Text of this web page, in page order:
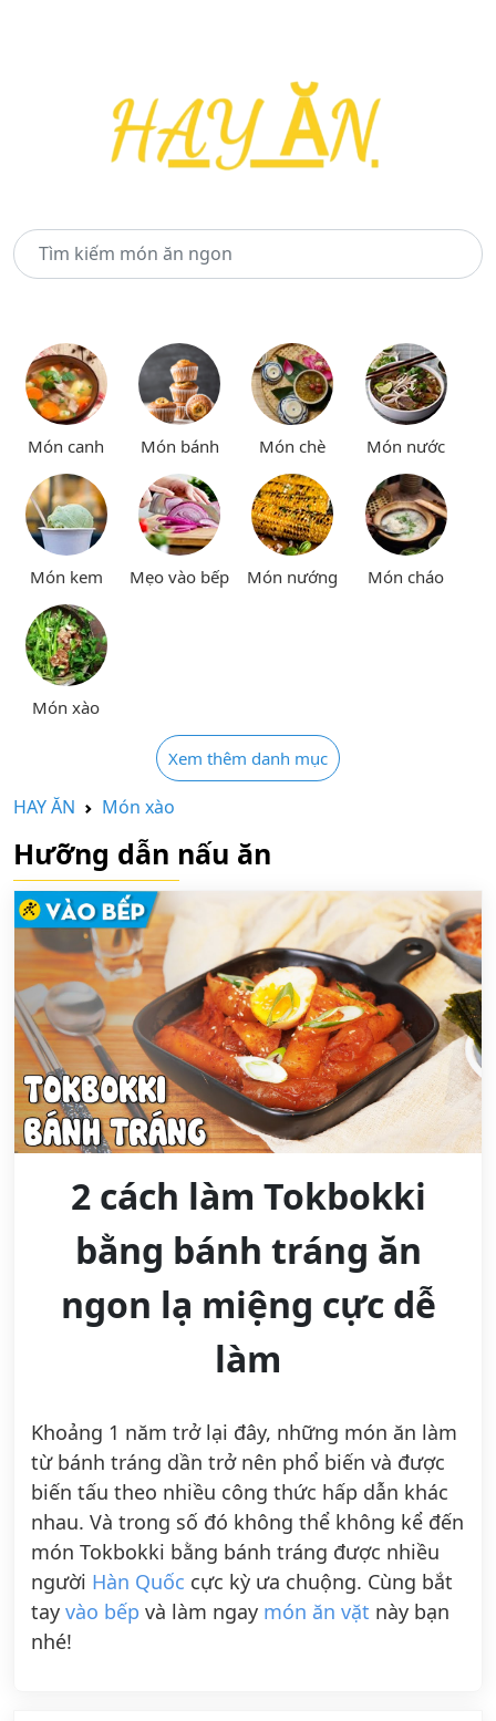
Món canh Món bánh Món chè Món nước
Món kem Mẹo vào bếp Món nướng Món cháo
Món xào
Xem thêm danh mục
HAY ĂN Món xào
Hưỡng dẫn nấu ăn
2 cách làm Tokbokki
bằng bánh tráng ăn
ngon lạ miệng cực dễ
làm
Khoảng 1 năm trở lại đây, những món ăn làm
từ bánh tráng dần trở nên phổ biến và được
biến tấu theo nhiều công thức hấp dẫn khác
nhau. Và trong số đó không thể không kể đến
món Tokbokki bằng bánh tráng được nhiều
người Hàn Quốc cực kỳ ưa chuộng. Cùng bắt
tay vào bếp và làm ngay món ăn vặt này bạn
nhé!